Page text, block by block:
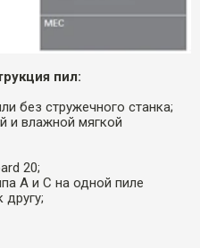
пил:
без стружечного станка;
и влажной мягкой
20;
А и С на одной пиле